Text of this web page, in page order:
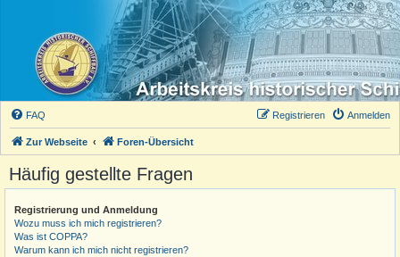
FAQ Anmelden
Registrieren
Zur Webseite Foren-Übersicht
Häufig gestellte Fragen
Registrierung und Anmeldung
Wozu muss ich mich registrieren?
Was ist COPPA?
Warum kann ich mich nicht registrieren?